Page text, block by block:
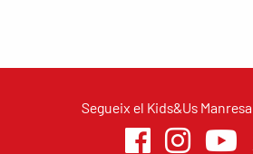
Segueix el Kids&Us